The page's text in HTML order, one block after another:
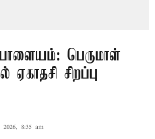
பெருமாள்
ஏகாதசி சிறப்பு
8:35 am